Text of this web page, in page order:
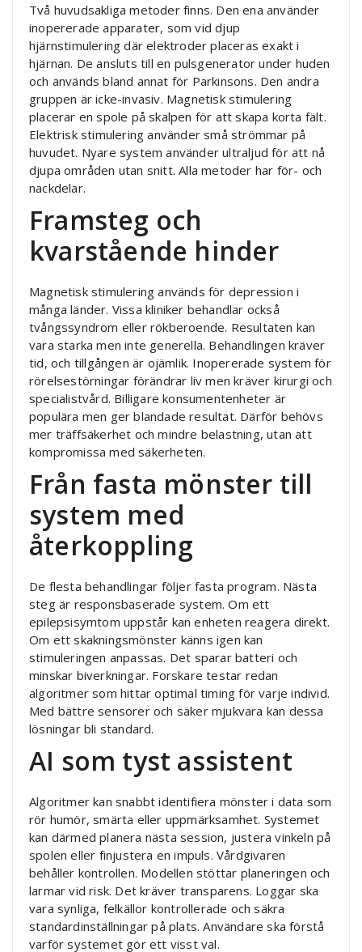
Två huvudsakliga metoder finns. Den ena använder
inopererade apparater, som vid djup
hjärnstimulering där elektroder placeras exakt i
hjärnan. De ansluts till en pulsgenerator under huden
och används bland annat för Parkinsons. Den andra
gruppen är icke-invasiv. Magnetisk stimulering
placerar en spole på skalpen för att skapa korta fält.
Elektrisk stimulering använder små strömmar på
huvudet. Nyare system använder ultraljud för att nå
djupa områden utan snitt. Alla metoder har för- och
nackdelar.
Framsteg och
kvarstående hinder
Magnetisk stimulering används för depression i
många länder. Vissa kliniker behandlar också
tvångssyndrom eller rökberoende. Resultaten kan
vara starka men inte generella. Behandlingen kräver
tid, och tillgången är ojämlik. Inopererade system för
rörelsestörningar förändrar liv men kräver kirurgi och
specialistvård. Billigare konsumentenheter är
populära men ger blandade resultat. Därför behövs
mer träffsäkerhet och mindre belastning, utan att
kompromissa med säkerheten.
Från fasta mönster till
system med
återkoppling
De flesta behandlingar följer fasta program. Nästa
steg är responsbaserade system. Om ett
epilepsisymtom uppstår kan enheten reagera direkt.
Om ett skakningsmönster känns igen kan
stimuleringen anpassas. Det sparar batteri och
minskar biverkningar. Forskare testar redan
algoritmer som hittar optimal timing för varje individ.
Med bättre sensorer och säker mjukvara kan dessa
lösningar bli standard.
AI som tyst assistent
Algoritmer kan snabbt identifiera mönster i data som
rör humör, smärta eller uppmärksamhet. Systemet
kan därmed planera nästa session, justera vinkeln på
spolen eller finjustera en impuls. Vårdgivaren
behåller kontrollen. Modellen stöttar planeringen och
larmar vid risk. Det kräver transparens. Loggar ska
vara synliga, felkällor kontrollerade och säkra
standardinställningar på plats. Användare ska förstå
varför systemet gör ett visst val.